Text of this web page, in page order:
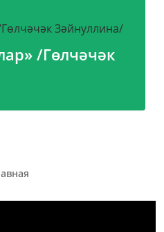
/Гөлчәчәк